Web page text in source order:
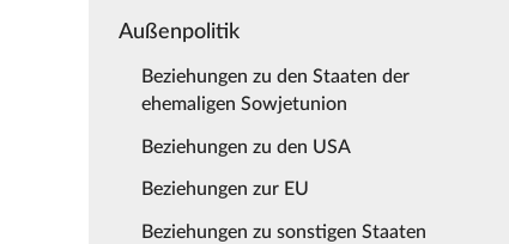
Außenpolitik
Beziehungen zu den Staaten der
ehemaligen Sowjetunion
Beziehungen zu den USA
Beziehungen zur EU
Beziehungen zu sonstigen Staaten